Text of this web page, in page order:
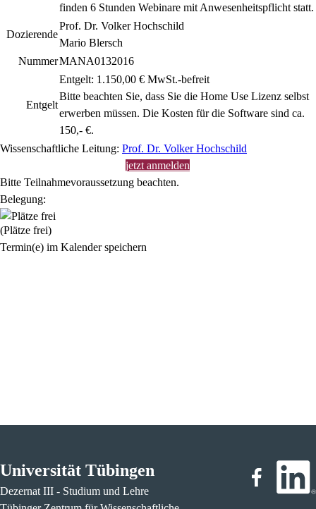
finden 6 Stunden Webinare mit Anwesenheitspflicht statt.
Dozierende
Prof. Dr. Volker Hochschild
Mario Blersch
NummerMANA0132016
Entgelt
Entgelt: 1.150,00 € MwSt.-befreit
Bitte beachten Sie, dass Sie die Home Use Lizenz selbst
erwerben müssen. Die Kosten für die Software sind ca.
150,- €.
Wissenschaftliche Leitung: Prof. Dr. Volker Hochschild
jetzt anmelden
Bitte Teilnahmevoraussetzung beachten.
Belegung:
(Plätze frei)
Termin(e) im Kalender speichern
Universität Tübingen
Dezernat III - Studium und Lehre